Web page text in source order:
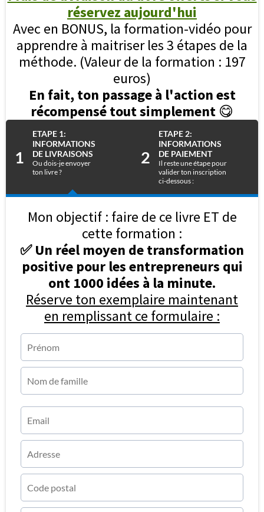
réservez aujourd'hui
Avec en BONUS, la formation-vidéo pour
apprendre à maitriser les 3 étapes de la
méthode. (Valeur de la formation : 197
euros)
En fait, ton passage à l'action est
récompensé tout simplement 😋
1
ETAPE 1:
INFORMATIONS
DE LIVRAISONS
Ou dois-je envoyer
ton livre ?
2
ETAPE 2:
INFORMATIONS
DE PAIEMENT
Il reste une étape pour
valider ton inscription
ci-dessous :
Mon objectif : faire de ce livre ET de
cette formation :
✅ Un réel moyen de transformation
positive pour les entrepreneurs qui
ont 1000 idées à la minute.
Réserve ton exemplaire maintenant
en remplissant ce formulaire :